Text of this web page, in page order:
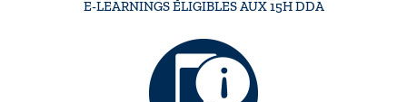
E-LEARNINGS ÉLIGIBLES AUX 15H DDA